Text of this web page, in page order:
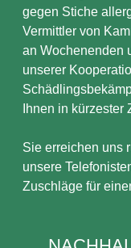
gegen Stiche
Vermittler von
an Wochenenden
unserer
Ihnen in kürzester
Sie erreichen uns
unsere
Zuschläge für